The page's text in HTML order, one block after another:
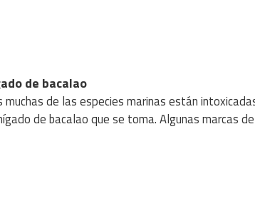
de bacalao
de las especies marinas están
de bacalao que se toma. Algunas marcas